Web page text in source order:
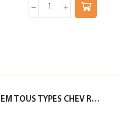
LILAS SHAMP EXT FEM TOUS TYPES CHEV ROSE 350ML